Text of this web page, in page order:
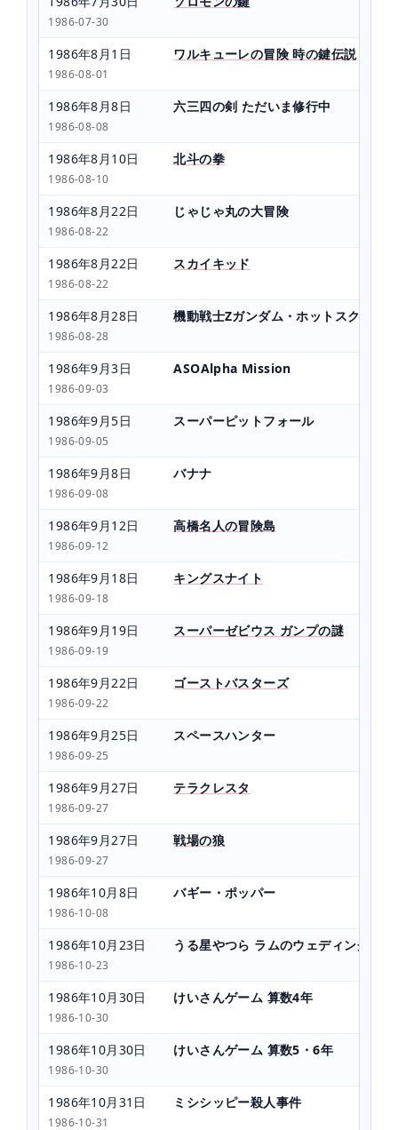
1986-07-30
1986年8月1日
1986-08-01
ワルキューレの冒険 時の鍵伝説
1986年8月8日
1986-08-08
六三四の剣 ただいま修行中
1986年8月10日
1986-08-10
北斗の拳
1986年8月22日
1986-08-22
じゃじゃ丸の大冒険
1986年8月22日
1986-08-22
スカイキッド
1986年8月28日
1986-08-28
機動戦士Ζガンダム・ホットスクラン
1986年9月3日
1986-09-03
ASOAlpha Mission
1986年9月5日
1986-09-05
スーパーピットフォール
1986年9月8日
1986-09-08
バナナ
1986年9月12日
1986-09-12
高橋名人の冒険島
1986年9月18日
1986-09-18
キングスナイト
1986年9月19日
1986-09-19
スーパーゼビウス ガンプの謎
1986年9月22日
1986-09-22
ゴーストバスターズ
1986年9月25日
1986-09-25
スペースハンター
1986年9月27日
1986-09-27
テラクレスタ
1986年9月27日
1986-09-27
戦場の狼
1986年10月8日
1986-10-08
バギー・ポッパー
1986年10月23日
1986-10-23
うる星やつら ラムのウェディングベル
1986年10月30日
1986-10-30
けいさんゲーム 算数4年
1986年10月30日
1986-10-30
けいさんゲーム 算数5・6年
1986年10月31日
1986-10-31
ミシシッピー殺人事件